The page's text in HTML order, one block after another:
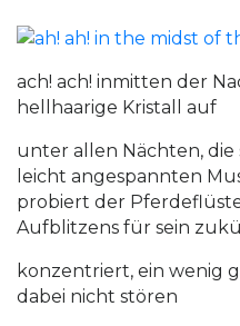
ach! ach! inmitten der
hellhaarige Kristall auf
unter allen Nächten, die
leicht angespannten
probiert der
Aufblitzens für sein
konzentriert, ein wenig
dabei nicht stören